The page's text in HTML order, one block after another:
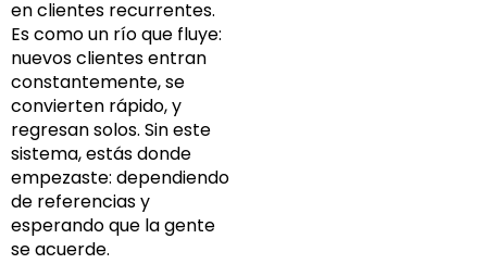
en clientes recurrentes.
Es como un río que fluye:
nuevos clientes entran
constantemente, se
convierten rápido, y
regresan solos. Sin este
sistema, estás donde
empezaste: dependiendo
de referencias y
esperando que la gente
se acuerde.